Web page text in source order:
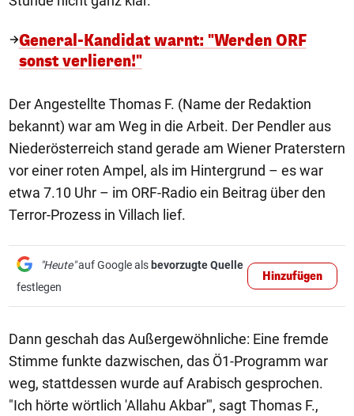
General-Kandidat warnt: "Werden ORF
sonst verlieren!"
Der Angestellte Thomas F. (Name der Redaktion
bekannt) war am Weg in die Arbeit. Der Pendler aus
Niederösterreich stand gerade am Wiener Praterstern
vor einer roten Ampel, als im Hintergrund – es war
etwa 7.10 Uhr – im ORF-Radio ein Beitrag über den
Terror-Prozess in Villach lief.
"Heute"auf Google als bevorzugte Quelle
festlegen
Hinzufügen
Dann geschah das Außergewöhnliche: Eine fremde
Stimme funkte dazwischen, das Ö1-Programm war
weg, stattdessen wurde auf Arabisch gesprochen.
"Ich hörte wörtlich 'Allahu Akbar'", sagt Thomas F.,